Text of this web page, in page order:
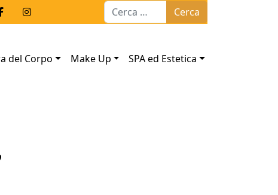
Ricerca per:
del Corpo Make Up SPA ed Estetica